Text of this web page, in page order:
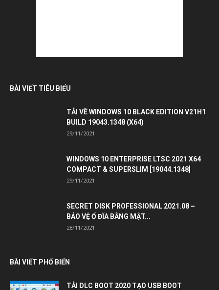
BÀI VIẾT TIÊU BIỂU
TẢI VỀ WINDOWS 10 BLACK EDITION V21H1
BUILD 19043.1348 (X64)
29/11/2021
WINDOWS 10 ENTERPRISE LTSC 2021 X64
COMPACT & SUPERSLIM [19044.1348]
29/11/2021
SECRET DISK PROFESSIONAL 2021.08 –
BẢO VỆ Ổ ĐĨA BẰNG MẬT...
28/11/2021
BÀI VIẾT PHỔ BIẾN
TẢI DLC BOOT 2020 TẠO USB BOOT